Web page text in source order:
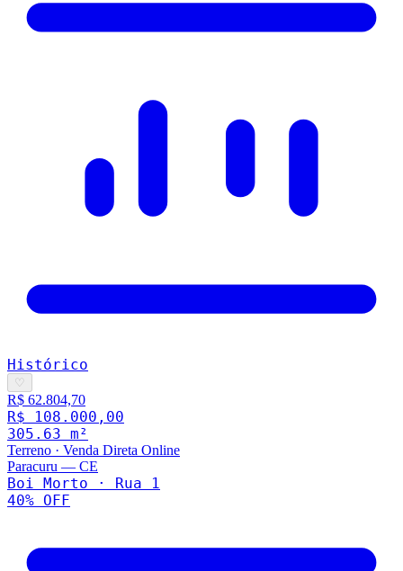
Histórico
♡
R$ 62.804,70
R$ 108.000,00
305.63 m²
Terreno · Venda Direta Online
Paracuru — CE
Boi Morto · Rua 1
40% OFF